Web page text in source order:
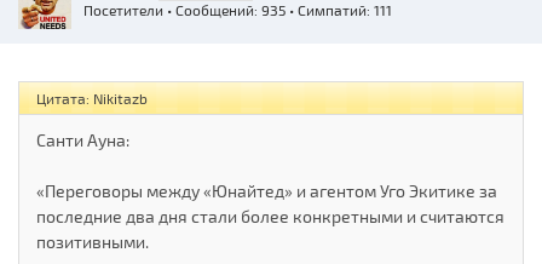
Посетители • Сообщений: 935 • Симпатий: 111
Цитата: Nikitazb
Санти Ауна:
«Переговоры между «Юнайтед» и агентом Уго Экитике за
последние два дня стали более конкретными и считаются
позитивными.